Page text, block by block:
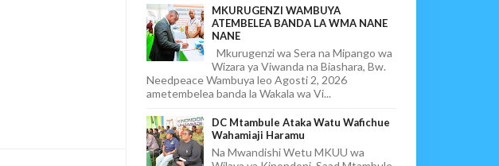
MKURUGENZI WAMBUYA
ATEMBELEA BANDA LA WMA NANE
NANE
Mkurugenzi wa Sera na Mipango wa
Wizara ya Viwanda na Biashara, Bw.
Needpeace Wambuya leo Agosti 2, 2026
ametembelea banda la Wakala wa Vi...
DC Mtambule Ataka Watu Wafichue
Wahamiaji Haramu
Na Mwandishi Wetu MKUU wa